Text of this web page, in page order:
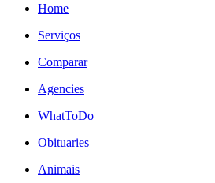
Home
Serviços
Comparar
Agencies
WhatToDo
Obituaries
Animais